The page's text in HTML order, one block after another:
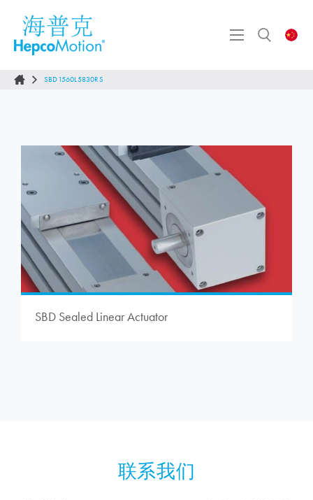
SBD1560L5830RS
SBD Sealed Linear Actuator